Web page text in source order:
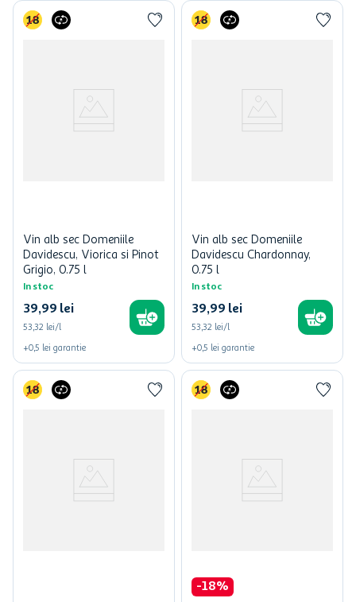
Vin alb sec Domeniile
Davidescu, Viorica si Pinot
Grigio, 0.75 l
In stoc
39,99 lei
53,32 lei/l
+0,5 lei garantie
Vin alb sec Domeniile
Davidescu Chardonnay,
0.75 l
In stoc
39,99 lei
53,32 lei/l
+0,5 lei garantie
-18%